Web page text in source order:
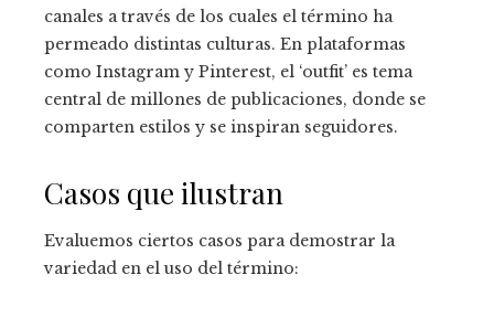
canales a través de los cuales el término ha
permeado distintas culturas. En plataformas
como Instagram y Pinterest, el ‘outfit’ es tema
central de millones de publicaciones, donde se
comparten estilos y se inspiran seguidores.
Casos que ilustran
Evaluemos ciertos casos para demostrar la
variedad en el uso del término: